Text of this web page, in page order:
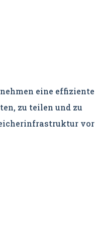
eine effiziente
zu teilen und zu
vor